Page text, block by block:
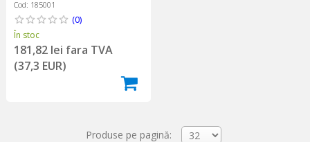
Produse pe pagină:
Cod: 185001
(0)
În stoc
181,82 lei fara TVA
(37,3 EUR)